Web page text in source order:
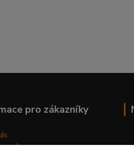
pro zákazníky
o nákupu